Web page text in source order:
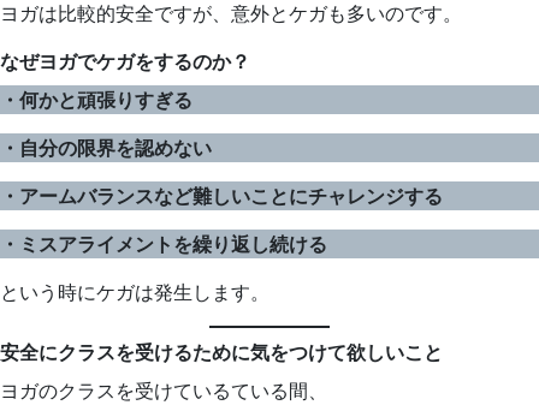
ヨガは比較的安全ですが、意外とケガも多いのです。
なぜヨガでケガをするのか？
・何かと頑張りすぎる
・自分の限界を認めない
・アームバランスなど難しいことにチャレンジする
・ミスアライメントを繰り返し続ける
という時にケガは発生します。
安全にクラスを受けるために気をつけて欲しいこと
ヨガのクラスを受けているている間、